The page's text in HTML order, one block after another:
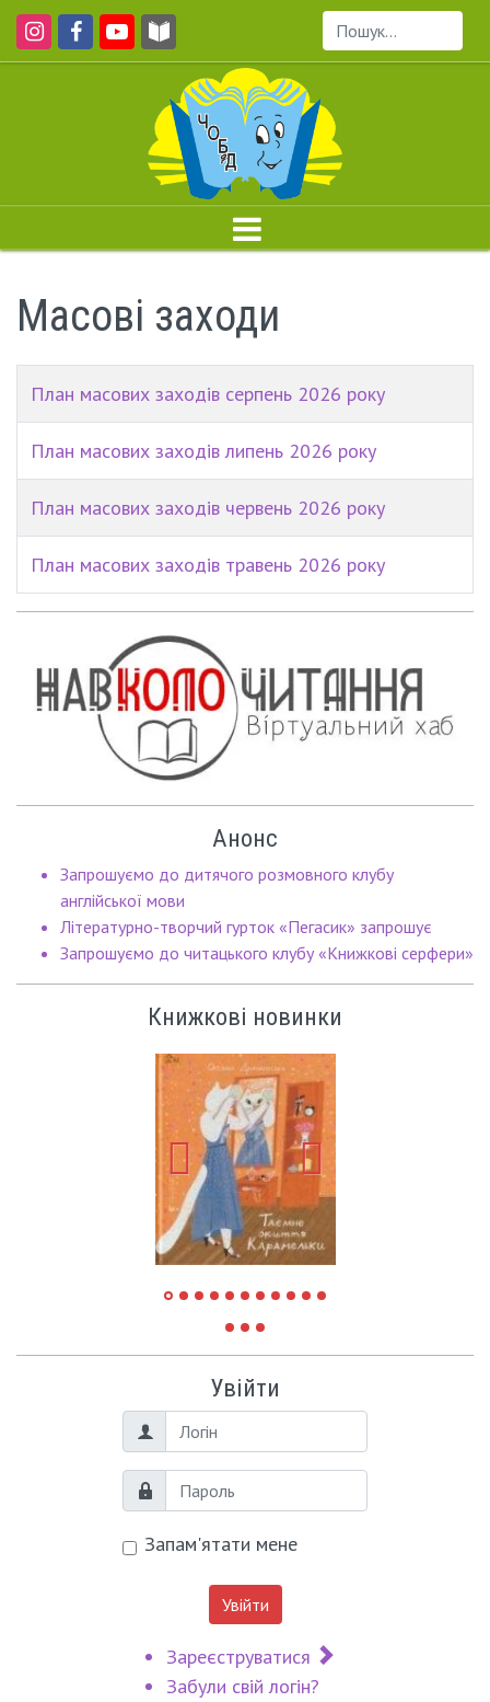
Пошук...
Масові заходи
План масових заходів серпень 2026 року
План масових заходів липень 2026 року
План масових заходів червень 2026 року
План масових заходів травень 2026 року
Анонс
Запрошуємо до дитячого розмовного клубу
англійської мови
Літературно-творчий гурток «Пегасик» запрошує
Запрошуємо до читацького клубу «Книжкові серфери»
Книжкові новинки
Увійти
Логін
Пароль
Запам'ятати мене
Увійти
Зареєструватися
Забули свій логін?